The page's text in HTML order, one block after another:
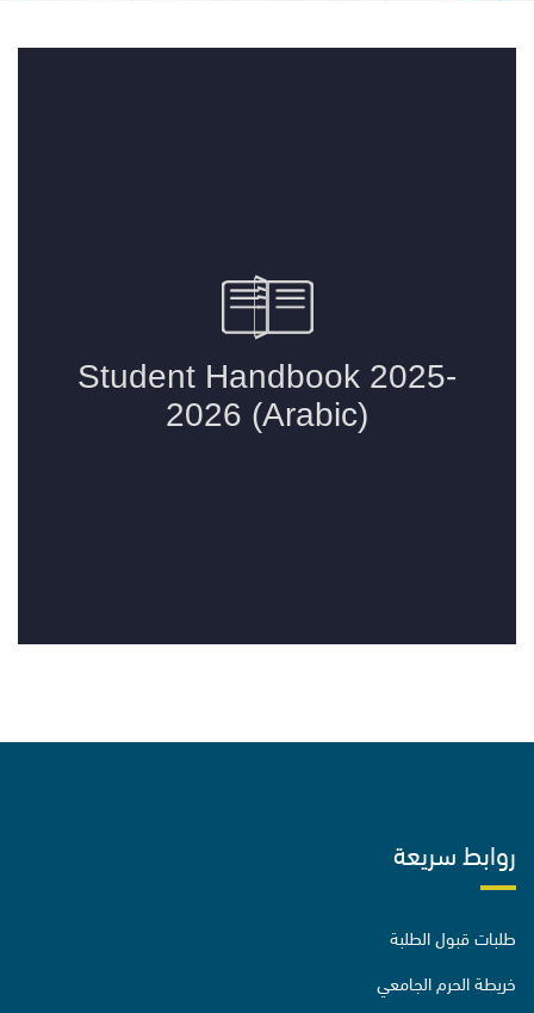
روابط سريعة
طلبات قبول الطلبة
خريطة الحرم الجامعي